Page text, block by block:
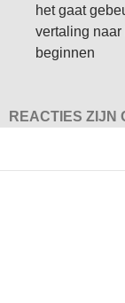
het gaat
vertaling naar
beginnen
REACTIES ZIJN